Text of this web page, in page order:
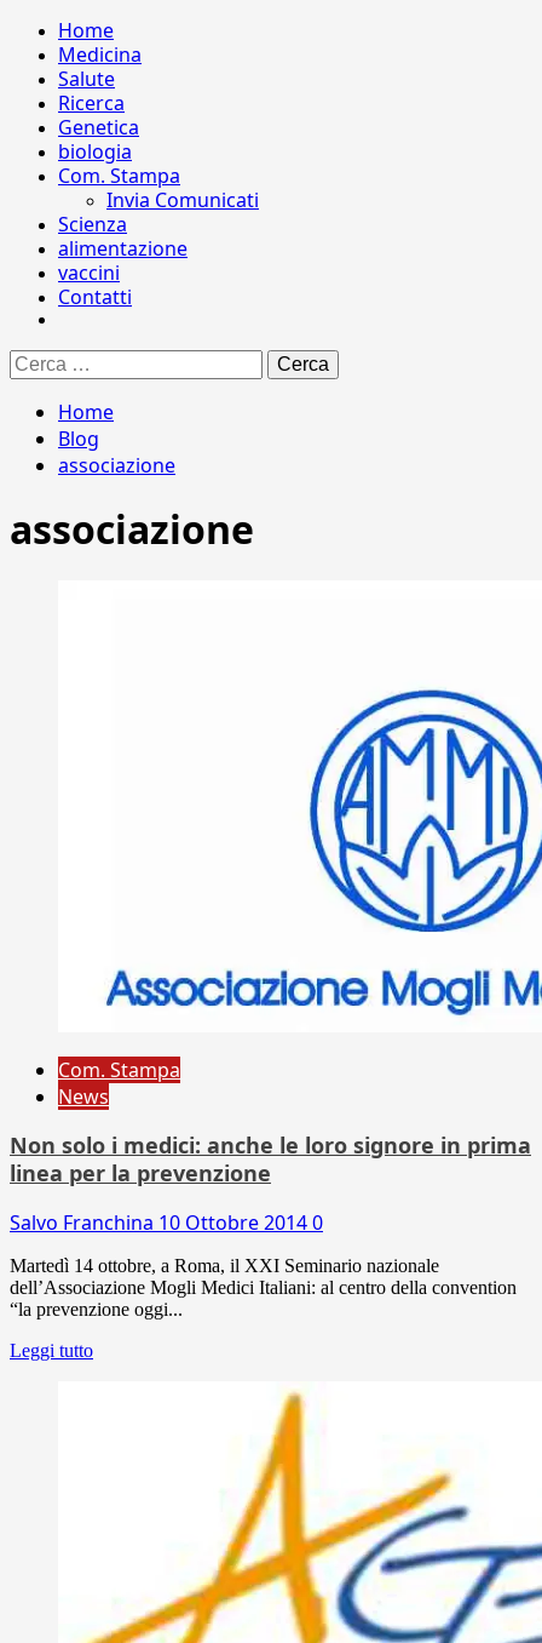
Home
Medicina
Salute
Ricerca
Genetica
biologia
Com. Stampa
Invia Comunicati
Scienza
alimentazione
vaccini
Contatti
Ricerca
per:
Home
Blog
associazione
associazione
Com. Stampa
News
Non solo i medici: anche le loro signore in prima
linea per la prevenzione
Salvo Franchina 10 Ottobre 20140
Martedì 14 ottobre, a Roma, il XXI Seminario nazionale
dell’Associazione Mogli Medici Italiani: al centro della convention
“la prevenzione oggi...
Leggi tutto